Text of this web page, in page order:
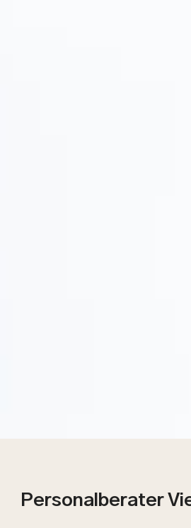
Personalberater